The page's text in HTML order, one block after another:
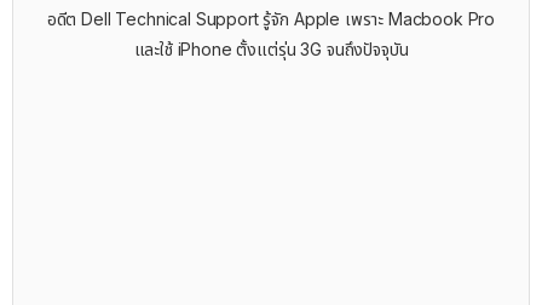
อดีต Dell Technical Support รู้จัก ​Apple เพราะ Macbook Pro
และใช้ iPhone ตั้งแต่รุ่น 3G จนถึงปัจจุบัน